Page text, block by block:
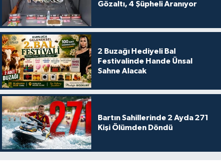
Gözaltı, 4 Şüpheli Aranıyor
2 Buzağı Hediyeli Bal
Festivalinde Hande Ünsal
Sahne Alacak
Bartın Sahillerinde 2 Ayda 271
Kişi Ölümden Döndü